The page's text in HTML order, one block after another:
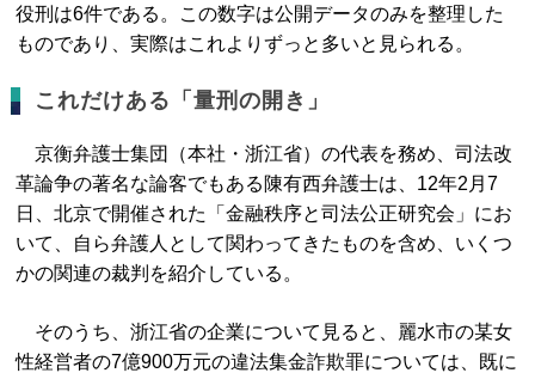
役刑は6件である。この数字は公開データのみを整理した
ものであり、実際はこれよりずっと多いと見られる。
これだけある「量刑の開き」
京衡弁護士集団（本社・浙江省）の代表を務め、司法改
革論争の著名な論客でもある陳有西弁護士は、12年2月7
日、北京で開催された「金融秩序と司法公正研究会」にお
いて、自ら弁護人として関わってきたものを含め、いくつ
かの関連の裁判を紹介している。
そのうち、浙江省の企業について見ると、麗水市の某女
性経営者の7億900万元の違法集金詐欺罪については、既に